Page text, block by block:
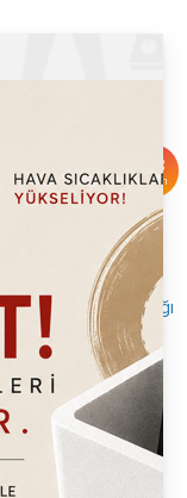
1kg
33
İndirim
Ekle
Kivi Krep Kırığı